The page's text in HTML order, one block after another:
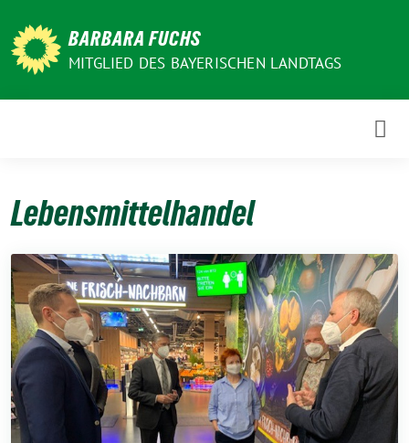
zum
Inhalt
BARBARA FUCHS
MITGLIED DES BAYERISCHEN LANDTAGS
Lebensmittelhandel